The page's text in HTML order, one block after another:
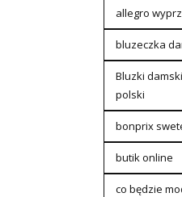
allegro
bluzeczka
Bluzki
polski
bonprix
butik online
co będzie